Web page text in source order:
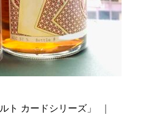
ト カードシリーズ」